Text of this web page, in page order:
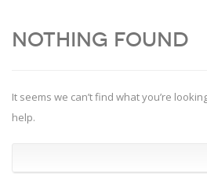
Nothing Found
It seems we can’t find what you’re
help.